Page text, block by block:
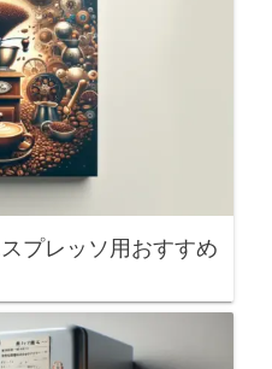
プレッソ用おすすめ